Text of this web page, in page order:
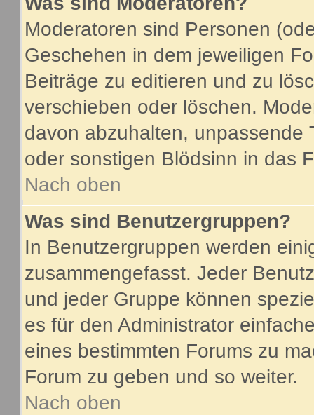
Moderatoren sind Personen
Geschehen in dem jeweiligen
Beiträge zu editieren und zu
verschieben oder löschen.
davon abzuhalten, unpassende
oder sonstigen Blödsinn in das
Nach oben
Was sind Benutzergruppen?
In Benutzergruppen werden
zusammengefasst. Jeder
und jeder Gruppe können
es für den Administrator
eines bestimmten Forums zu
Forum zu geben und so weiter.
Nach oben